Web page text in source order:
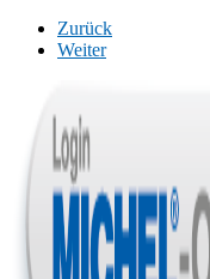
Zurück
Weiter